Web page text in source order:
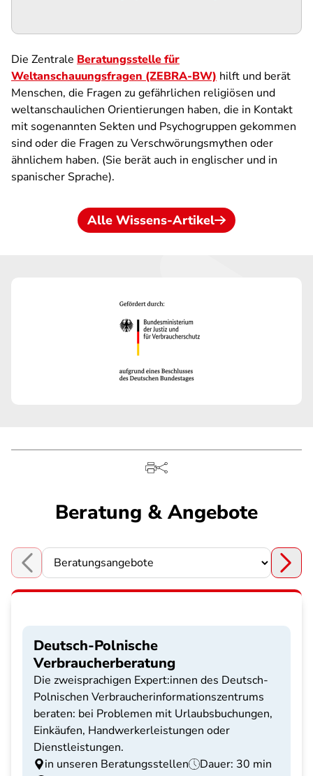
Die Zentrale Beratungsstelle für
Weltanschauungsfragen (ZEBRA-BW) hilft und berät
Menschen, die Fragen zu gefährlichen religiösen und
weltanschaulichen Orientierungen haben, die in Kontakt
mit sogenannten Sekten und Psychogruppen gekommen
sind oder die Fragen zu Verschwörungsmythen oder
ähnlichem haben. (Sie berät auch in englischer und in
spanischer Sprache).
Alle Wissens-Artikel
Beratung & Angebote
Choose a section
Deutsch-Polnische
Verbraucherberatung
Die zweisprachigen Expert:innen des Deutsch-
Polnischen Verbraucherinformationszentrums
beraten: bei Problemen mit Urlaubsbuchungen,
Einkäufen, Handwerkerleistungen oder
Dienstleistungen.
in unseren Beratungsstellen
Dauer: 30 min